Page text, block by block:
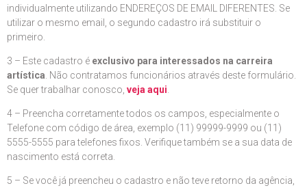
individualmente utilizando ENDEREÇOS DE EMAIL DIFERENTES. Se
utilizar o mesmo email, o segundo cadastro irá substituir o
primeiro.
3 – Este cadastro é exclusivo para interessados na carreira
artística . Não contratamos funcionários através deste formulário.
Se quer trabalhar conosco, veja aqui
4 – Preencha corretamente todos os campos, especialmente o
Telefone com código de área, exemplo (11) 99999-9999 ou (11)
5555-5555 para telefones fixos. Verifique também se a sua data de
nascimento está correta.
5 – Se você já preencheu o cadastro e não teve retorno da agência,